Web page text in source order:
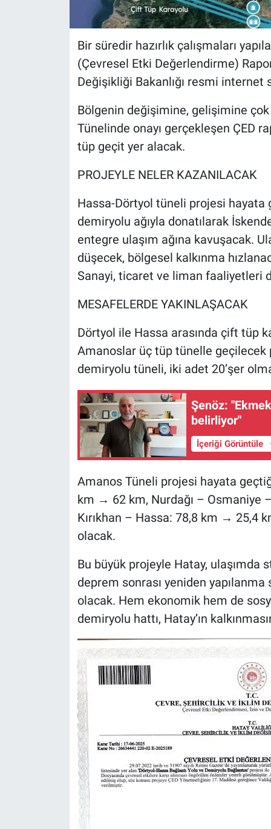
Bir süredir hazırlık çalışmaları
(Çevresel Etki Değerlendirme)
Değişikliği Bakanlığı resmi internet
Bölgenin değişimine, gelişimine
Tünelinde onayı gerçekleşen ÇED
tüp geçit yer alacak.
PROJEYLE NELER KAZANILACAK
Hassa-Dörtyol tüneli projesi
demiryolu ağıyla donatılarak
entegre ulaşım ağına kavuşacak.
düşecek, bölgesel kalkınma
Sanayi, ticaret ve liman faaliyetleri
MESAFELERDE YAKINLAŞACAK
Dörtyol ile Hassa arasında çift tüp
Amanoslar üç tüp tünelle geçilecek
demiryolu tüneli, iki adet 20’şer
Şenöz:
belirliyor"
İçeriği Görüntüle
Amanos Tüneli projesi hayata
km → 62 km, Nurdağı – Osmaniye
Kırıkhan – Hassa: 78,8 km → 25,4
olacak.
Bu büyük projeyle Hatay,
deprem sonrası yeniden
olacak. Hem ekonomik hem de
demiryolu hattı, Hatay’ın